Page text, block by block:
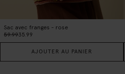
Sac avec franges - rose
59.9935.99
AJOUTER AU PANIER